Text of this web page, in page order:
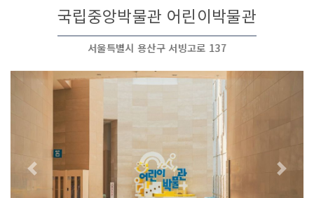
국립중앙박물관 어린이박물관
서울특별시 용산구 서빙고로 137